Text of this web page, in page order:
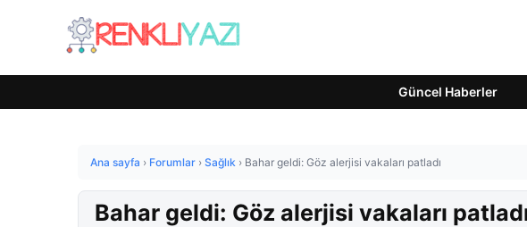
Güncel Haberler
Ana sayfa › Forumlar › Sağlık › Bahar geldi: Göz alerjisi vakaları patladı
Bahar geldi: Göz alerjisi vakaları